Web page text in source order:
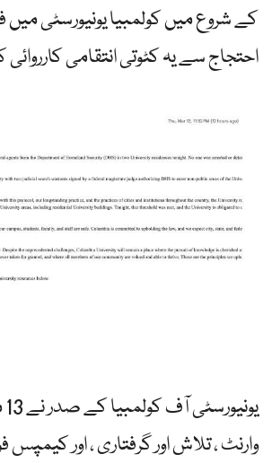
کے شروع میں کولمبیا یونیورسٹی
احتجاج سے یہ کٹوتی انتقامی
وارنٹ ، تلاش اور گرفتاری ، اور کیمپس